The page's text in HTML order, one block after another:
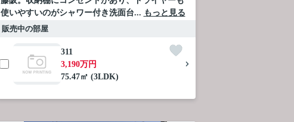
使いやすいのがシャワー付き洗面台... もっと見る
販売中の部屋
311
3,190万円
75.47㎡ (3LDK)